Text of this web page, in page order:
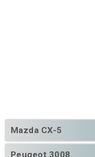
Mazda CX-5
Peugeot 3008